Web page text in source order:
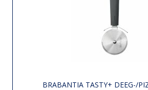
BRABANTIA TASTY+ DEEG-/